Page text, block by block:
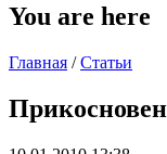
You are here
Главная / Статьи